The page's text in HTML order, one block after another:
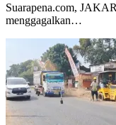
Suarapena.com,
menggagalkan…